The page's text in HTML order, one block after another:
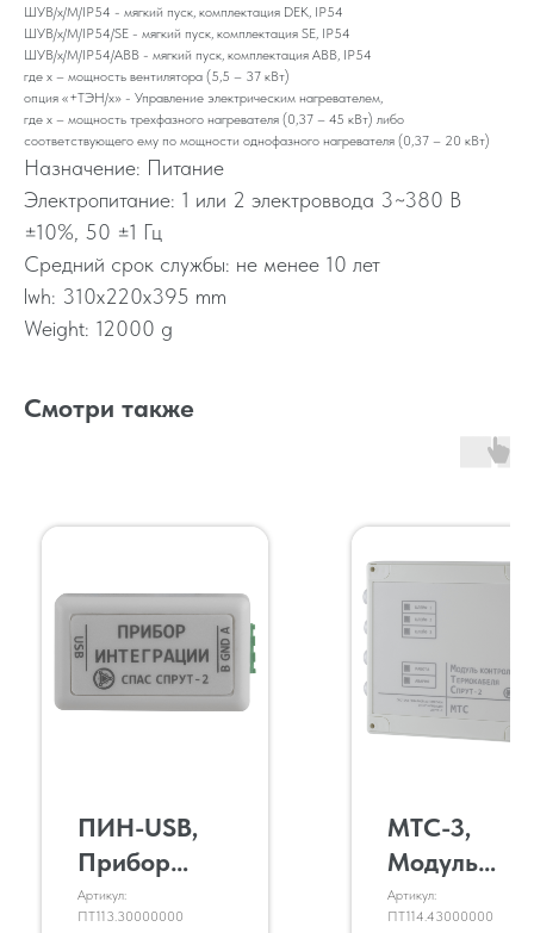
ШУВ/х/М/IP54 - мягкий пуск, комплектация DEK, IP54
ШУВ/х/М/IP54/SE - мягкий пуск, комплектация SE, IP54
ШУВ/х/М/IP54/ABB - мягкий пуск, комплектация ABB, IP54
где х – мощность вентилятора (5,5 – 37 кВт)
опция «+ТЭН/х» - Управление электрическим нагревателем,
где х – мощность трехфазного нагревателя (0,37 – 45 кВт) либо
соответствующего ему по мощности однофазного нагревателя (0,37 – 20 кВт)
Назначение: Питание
Электропитание: 1 или 2 электроввода 3~380 В
±10%, 50 ±1 Гц
Средний срок службы: не менее 10 лет
lwh: 310x220x395 mm
Weight: 12000 g
Смотри также
ПИН-USB,
Прибор
Интеграции
Артикул:
ПТ113.30000000
МТС-3,
Модуль
контроля
Артикул:
ПТ114.43000000